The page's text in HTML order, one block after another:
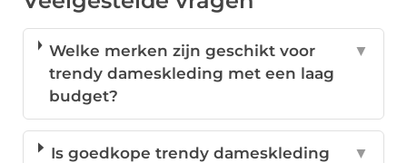
Welke merken zijn geschikt voor
trendy dameskleding met een laag
budget?
▼
Is goedkope trendy dameskleding
▼